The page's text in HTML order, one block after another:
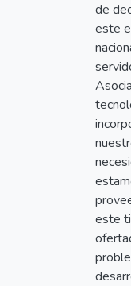
de
este
este